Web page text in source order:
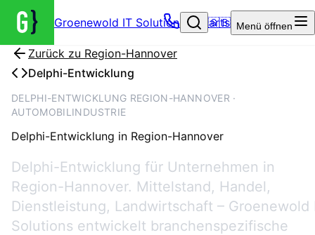
Groenewold IT Solutions – Startseite
🇬🇧 Menü öffnen
Zurück zu Region-Hannover
Delphi-Entwicklung
DELPHI-ENTWICKLUNG REGION-HANNOVER ·
AUTOMOBILINDUSTRIE
Delphi-Entwicklung in Region-Hannover
Delphi-Entwicklung für Unternehmen in
Region-Hannover. Mittelstand, Handel,
Dienstleistung, Landwirtschaft – Groenewold
Solutions entwickelt branchenspezifische